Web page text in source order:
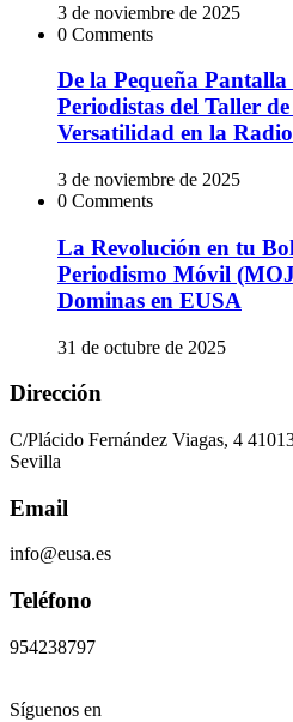
3 de noviembre de 2025
0 Comments
De la Pequeña Pantalla
Periodistas del Taller
Versatilidad en la Radio
3 de noviembre de 2025
0 Comments
La Revolución en tu
Periodismo Móvil
Dominas en EUSA
31 de octubre de 2025
Dirección
C/Plácido Fernández Viagas, 4
Sevilla
Email
info@eusa.es
Teléfono
954238797
Síguenos en